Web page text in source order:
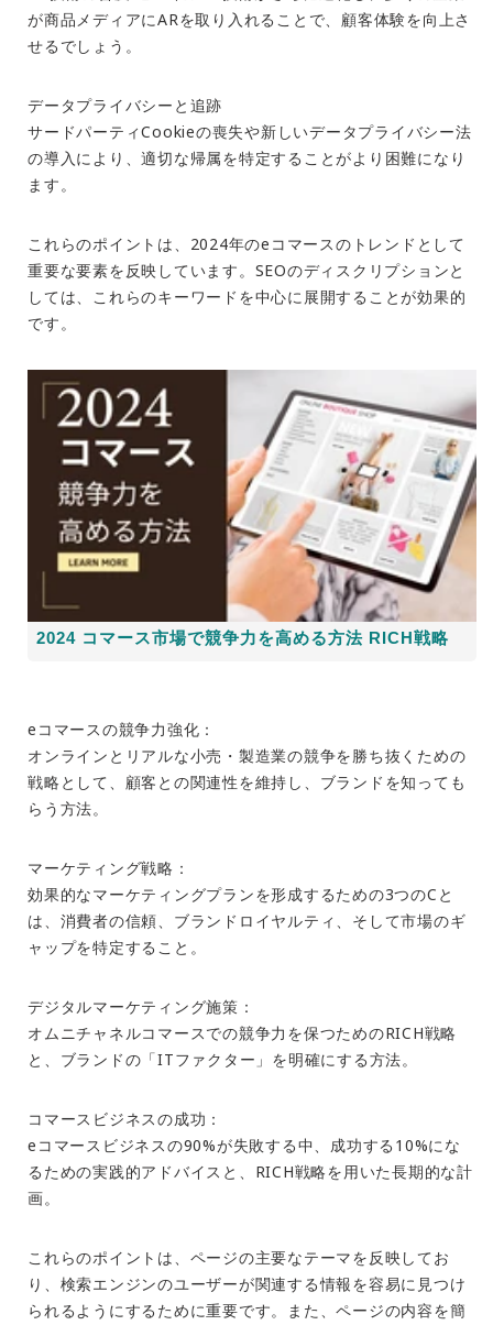
が商品メディアにARを取り入れることで、顧客体験を向上さ
せるでしょう。
データプライバシーと追跡
サードパーティCookieの喪失や新しいデータプライバシー法
の導入により、適切な帰属を特定することがより困難になり
ます。
これらのポイントは、2024年のeコマースのトレンドとして
重要な要素を反映しています。SEOのディスクリプションと
しては、これらのキーワードを中心に展開することが効果的
です。
2024 コマース市場で競争力を高める方法 RICH戦略
eコマースの競争力強化：
オンラインとリアルな小売・製造業の競争を勝ち抜くための
戦略として、顧客との関連性を維持し、ブランドを知っても
らう方法。
マーケティング戦略：
効果的なマーケティングプランを形成するための3つのCと
は、消費者の信頼、ブランドロイヤルティ、そして市場のギ
ャップを特定すること。
デジタルマーケティング施策：
オムニチャネルコマースでの競争力を保つためのRICH戦略
と、ブランドの「ITファクター」を明確にする方法。
コマースビジネスの成功：
eコマースビジネスの90%が失敗する中、成功する10%にな
るための実践的アドバイスと、RICH戦略を用いた長期的な計
画。
これらのポイントは、ページの主要なテーマを反映してお
り、検索エンジンのユーザーが関連する情報を容易に見つけ
られるようにするために重要です。また、ページの内容を簡